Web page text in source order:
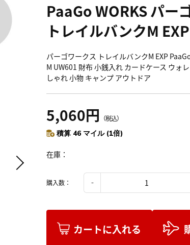
PaaGo WORKS パー
トレイルバンクM EXP
パーゴワークス トレイルバンクM EXP
M UW601 財布 小銭入れ カードケース ウォ
しゃれ 小物 キャンプ アウトドア
5,060円 （税込）
積算 46 マイル (1倍)
在庫
購入数：
カートに入れる